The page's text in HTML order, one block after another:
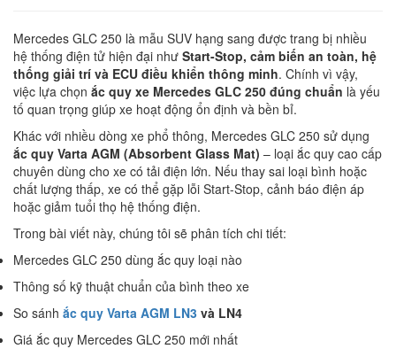
Mercedes GLC 250 là mẫu SUV hạng sang được trang bị nhiều
hệ thống điện tử hiện đại như Start-Stop, cảm biến an toàn, hệ
thống giải trí và ECU điều khiển thông minh. Chính vì vậy,
việc lựa chọn ắc quy xe Mercedes GLC 250 đúng chuẩn là yếu
tố quan trọng giúp xe hoạt động ổn định và bền bỉ.
Khác với nhiều dòng xe phổ thông, Mercedes GLC 250 sử dụng
ắc quy Varta AGM (Absorbent Glass Mat) – loại ắc quy cao cấp
chuyên dùng cho xe có tải điện lớn. Nếu thay sai loại bình hoặc
chất lượng thấp, xe có thể gặp lỗi Start-Stop, cảnh báo điện áp
hoặc giảm tuổi thọ hệ thống điện.
Trong bài viết này, chúng tôi sẽ phân tích chi tiết:
Mercedes GLC 250 dùng ắc quy loại nào
Thông số kỹ thuật chuẩn của bình theo xe
So sánh ắc quy Varta AGM LN3 và LN4
Giá ắc quy Mercedes GLC 250 mới nhất